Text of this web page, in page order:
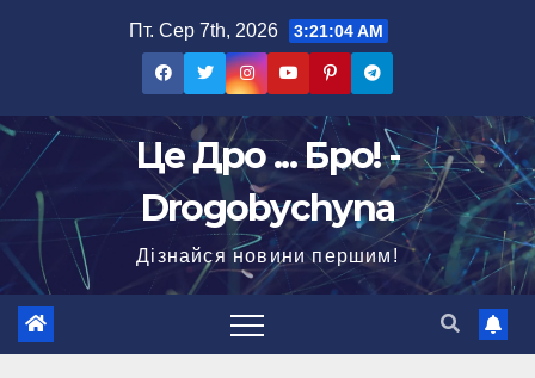
Пт. Сер 7th, 2026 3:21:05 AM
Це Дро ... Бро! -
Drogobychyna
Дізнайся новини першим!